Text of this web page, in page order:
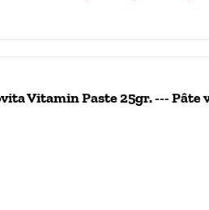
Vitamin Paste 25gr. ---